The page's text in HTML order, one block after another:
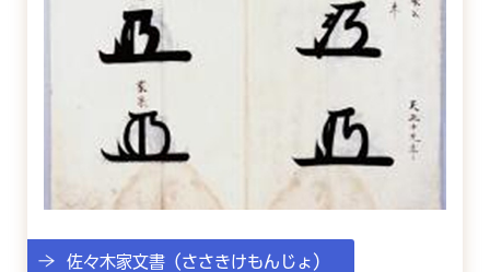
佐々木家文書（ささきけもんじょ）